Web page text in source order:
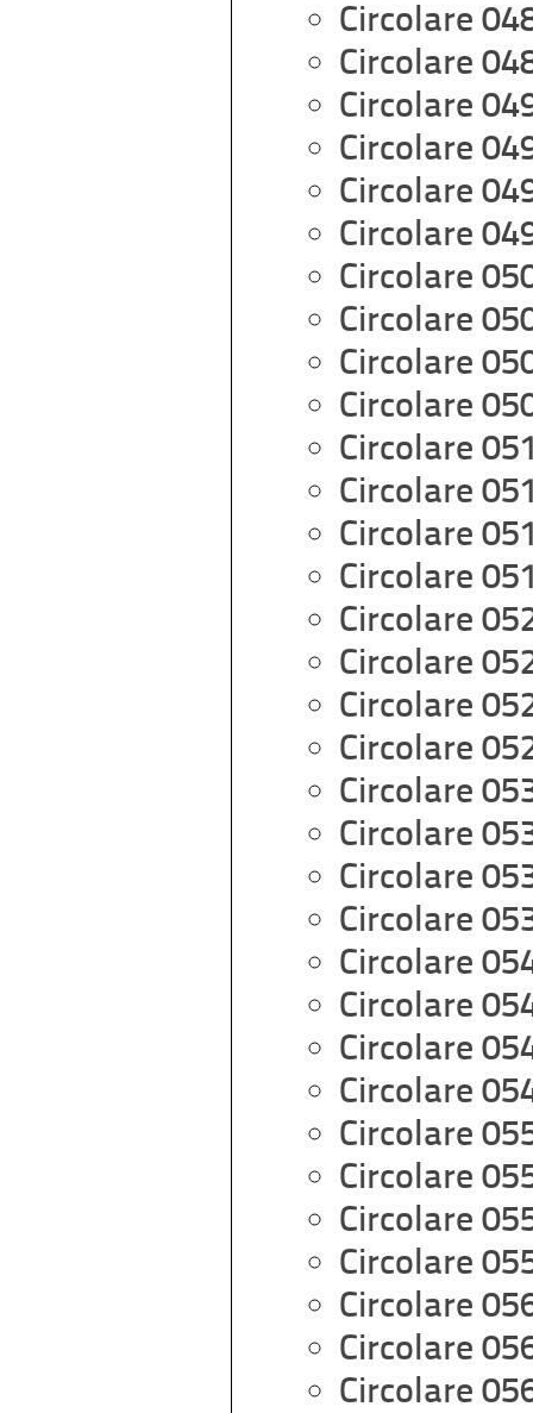
Circolare
Circolare
Circolare
Circolare
Circolare
Circolare
Circolare
Circolare
Circolare
Circolare
Circolare
Circolare
Circolare
Circolare
Circolare
Circolare
Circolare
Circolare
Circolare
Circolare
Circolare
Circolare
Circolare
Circolare
Circolare
Circolare
Circolare
Circolare
Circolare
Circolare
Circolare
Circolare
Circolare